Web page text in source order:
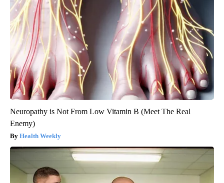
Neuropathy is Not From Low Vitamin B (Meet The Real
Enemy)
Health Weekly